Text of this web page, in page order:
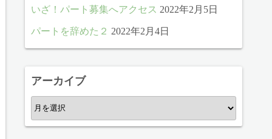
いざ！パート募集へアクセス 2022年2月5日
パートを辞めた２ 2022年2月4日
アーカイブ
ア
ー